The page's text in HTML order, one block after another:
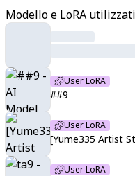
eV,Yecangshu, clear regulus
sudong Tangyuan
sphorus_1104), yeej Chan,
niukoukouzi, nineV,
ohetu , mento
Modello e LoRA utilizzati
User LoRA
##9
User LoRA
[Yume335 Artist
User LoRA